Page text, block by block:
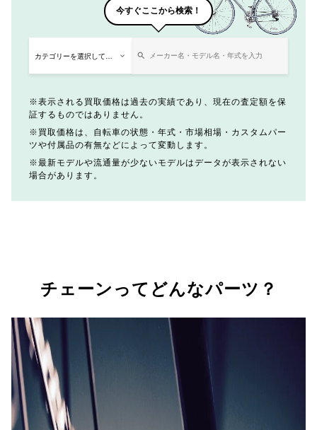
今すぐここから検索！
表示される買取価格は過去の実績であり、現在の査定額を保
証するものではありません。
買取価格は、自転車の状態・年式・市場相場・カスタムパー
ツや付属品の有無などによって変動します。
最新モデルや流通量が少ないモデルはデータが表示されない
場合があります。
チェーンってどんなパーツ？